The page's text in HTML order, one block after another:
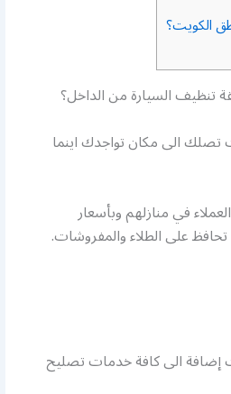
الكويت؟
السيارة من الداخل؟
الى مكان تواجدك اينما
في منازلهم وبأسعار
على الطلاء والمفروشات.
إضافة الى كافة خدمات تصليح